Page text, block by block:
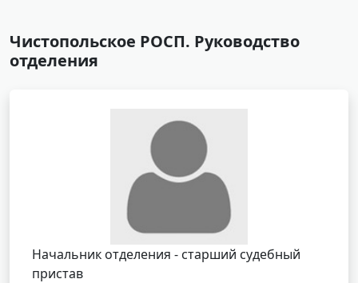
Чистопольское РОСП. Руководство
отделения
Начальник отделения - старший судебный
пристав